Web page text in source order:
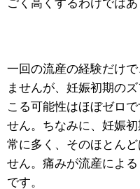
ごく高くするわけではあ
一回の流産の経験だけ
ませんが、妊娠初期の
こる可能性はほぼゼロ
せん。ちなみに、妊娠
常に多く、そのほとん
せん。痛みが流産によ
です。